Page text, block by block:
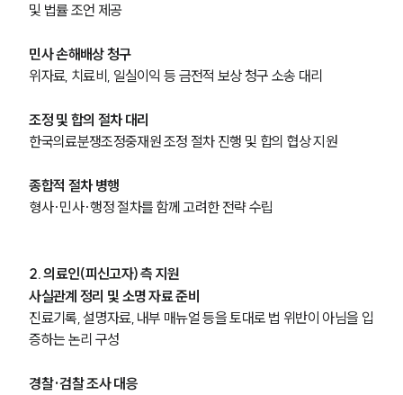
및 법률 조언 제공
민사 손해배상 청구
위자료, 치료비, 일실이익 등 금전적 보상 청구 소송 대리
조정 및 합의 절차 대리
한국의료분쟁조정중재원 조정 절차 진행 및 합의 협상 지원
종합적 절차 병행
형사·민사·행정 절차를 함께 고려한 전략 수립
2. 의료인(피신고자) 측 지원
사실관계 정리 및 소명 자료 준비
진료기록, 설명자료, 내부 매뉴얼 등을 토대로 법 위반이 아님을 입
증하는 논리 구성
경찰·검찰 조사 대응